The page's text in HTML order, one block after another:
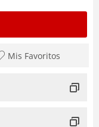
Mis Favoritos